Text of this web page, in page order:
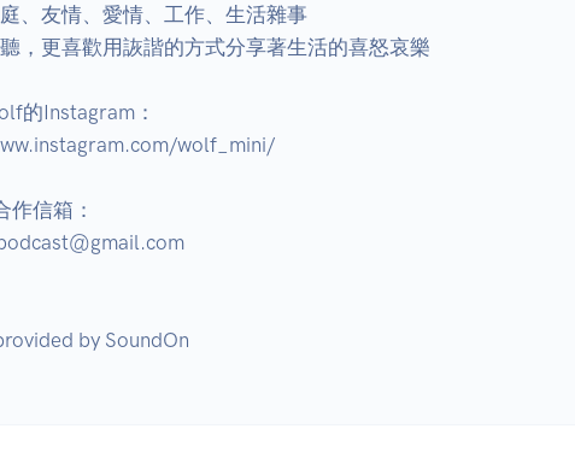
、友情、愛情、工作、生活雜事
，更喜歡用詼諧的方式分享著生活的喜怒哀樂
的Instagram：
wolf_mini/
信箱：
by SoundOn